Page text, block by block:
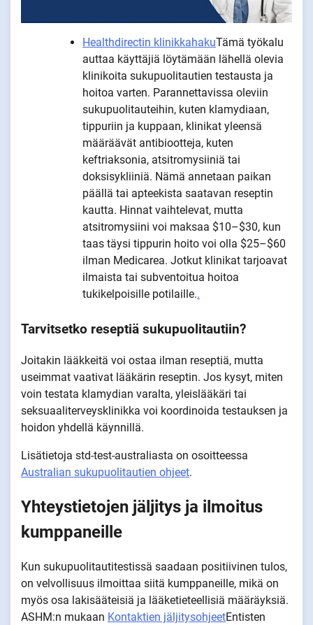
Healthdirectin klinikkahakuTämä työkalu
auttaa käyttäjiä löytämään lähellä olevia
klinikoita sukupuolitautien testausta ja
hoitoa varten. Parannettavissa oleviin
sukupuolitauteihin, kuten klamydiaan,
tippuriin ja kuppaan, klinikat yleensä
määräävät antibiootteja, kuten
keftriaksonia, atsitromysiiniä tai
doksisykliiniä. Nämä annetaan paikan
päällä tai apteekista saatavan reseptin
kautta. Hinnat vaihtelevat, mutta
atsitromysiini voi maksaa $10–$30, kun
taas täysi tippurin hoito voi olla $25–$60
ilman Medicarea. Jotkut klinikat tarjoavat
ilmaista tai subventoitua hoitoa
tukikelpoisille potilaille..
Tarvitsetko reseptiä sukupuolitautiin?
Joitakin lääkkeitä voi ostaa ilman reseptiä, mutta
useimmat vaativat lääkärin reseptin. Jos kysyt, miten
voin testata klamydian varalta, yleislääkäri tai
seksuaaliterveysklinikka voi koordinoida testauksen ja
hoidon yhdellä käynnillä.
Lisätietoja std-test-australiasta on osoitteessa
Australian sukupuolitautien ohjeet.
Yhteystietojen jäljitys ja ilmoitus
kumppaneille
Kun sukupuolitautitestissä saadaan positiivinen tulos,
on velvollisuus ilmoittaa siitä kumppaneille, mikä on
myös osa lakisääteisiä ja lääketieteellisiä määräyksiä.
ASHM:n mukaan Kontaktien jäljitysohjeetEntisten